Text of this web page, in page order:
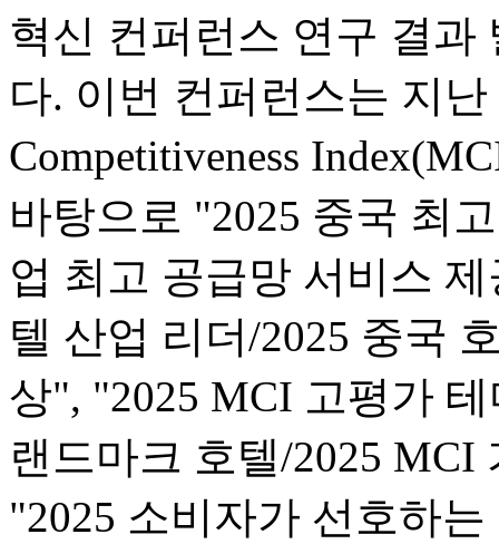
혁신 컨퍼런스 연구 결과
다. 이번 컨퍼런스는 지
Competitiveness
바탕으로 "2025 중국 최
업 최고 공급망 서비스
텔 산업 리더/2025 중국
상", "2025 MCI 고평가
랜드마크 호텔/2025
"2025 소비자가 선호하